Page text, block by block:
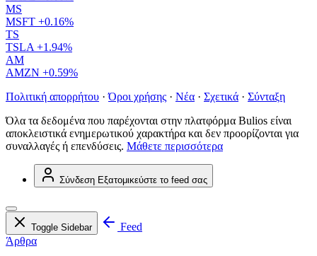
MS
MSFT +0.16%
TS
TSLA +1.94%
AM
AMZN +0.59%
Πολιτική απορρήτου · Όροι χρήσης · Νέα · Σχετικά · Σύνταξη
Όλα τα δεδομένα που παρέχονται στην πλατφόρμα Bulios είναι
αποκλειστικά ενημερωτικού χαρακτήρα και δεν προορίζονται για
συναλλαγές ή επενδύσεις. Μάθετε περισσότερα
Σύνδεση Εξατομικεύστε το feed σας
Toggle Sidebar
Feed
Άρθρα